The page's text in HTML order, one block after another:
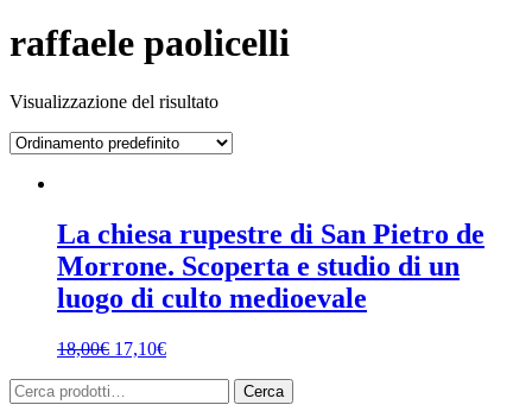
raffaele paolicelli
Visualizzazione del risultato
La chiesa rupestre di San Pietro de
Morrone. Scoperta e studio di un
luogo di culto medioevale
18,00€ 17,10€
Cerca:
Cerca